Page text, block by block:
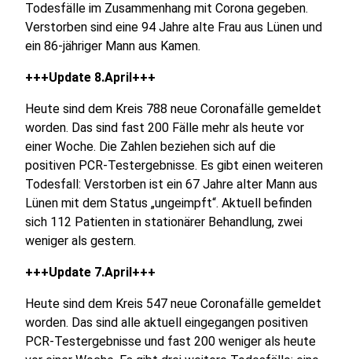
Todesfälle im Zusammenhang mit Corona gegeben.
Verstorben sind eine 94 Jahre alte Frau aus Lünen und
ein 86-jähriger Mann aus Kamen.
+++Update 8.April+++
Heute sind dem Kreis 788 neue Coronafälle gemeldet
worden. Das sind fast 200 Fälle mehr als heute vor
einer Woche. Die Zahlen beziehen sich auf die
positiven PCR-Testergebnisse. Es gibt einen weiteren
Todesfall: Verstorben ist ein 67 Jahre alter Mann aus
Lünen mit dem Status „ungeimpft“. Aktuell befinden
sich 112 Patienten in stationärer Behandlung, zwei
weniger als gestern.
+++Update 7.April+++
Heute sind dem Kreis 547 neue Coronafälle gemeldet
worden. Das sind alle aktuell eingegangen positiven
PCR-Testergebnisse und fast 200 weniger als heute